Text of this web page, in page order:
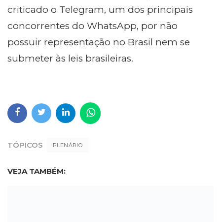
criticado o Telegram, um dos principais
concorrentes do WhatsApp, por não
possuir representação no Brasil nem se
submeter às leis brasileiras.
TÓPICOS PLENÁRIO
VEJA TAMBÉM: